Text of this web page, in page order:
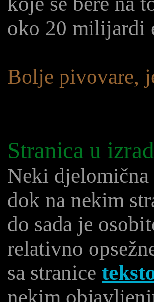
oko 20 milijardi
Bolje pivovare,
Stranica u
Neki djelomična
dok na nekim
do sada je
relativno
sa stranice
nekim